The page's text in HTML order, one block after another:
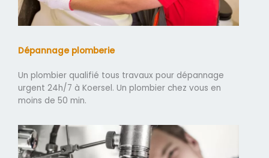
Dépannage plomberie
Un plombier qualifié tous travaux pour dépannage
urgent 24h/7 à Koersel. Un plombier chez vous en
moins de 50 min.